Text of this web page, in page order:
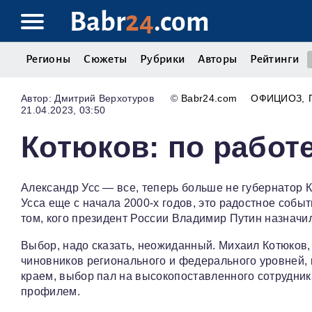
Babr24.com
Регионы Сюжеты Рубрики Авторы Рейтинги
Дмитрий Верхотуров © Babr24.com ОФИЦИОЗ
21.04.2023, 03:50
Котюков: по
Александр Усс — все, теперь больше не губернатор
Усса еще с начала 2000-х годов, это радостное
том, кого президент России Владимир Путин
Выбор, надо сказать, неожиданный. Михаил
чиновников регионального и федерального
краем, выбор пал на высокопоставленного
профилем.